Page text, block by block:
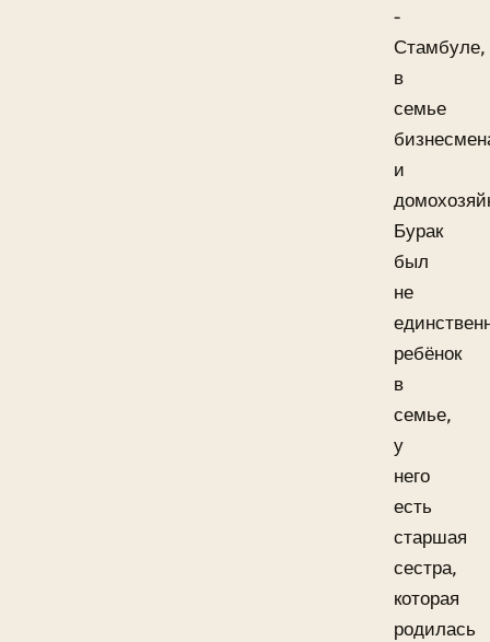
-
Стамбуле,
в
семье
и
Бурак
был
не
ребёнок
в
семье,
у
него
есть
старшая
сестра,
которая
родилась